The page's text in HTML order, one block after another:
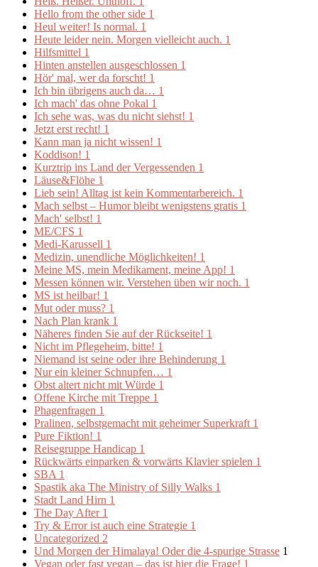
Hello from the other side 1
Heul weiter! Is normal. 1
Heute leider nein. Morgen vielleicht auch. 1
Hilfsmittel 1
Hinten anstellen ausgeschlossen 1
Hör' mal, wer da forscht! 1
Ich bin übrigens auch da… 1
Ich mach' das ohne Pokal 1
Ich sehe was, was du nicht siehst! 1
Jetzt erst recht! 1
Kann man ja nicht wissen! 1
Koddison! 1
Kurztrip ins Land der Vergessenden 1
Läuse&Flöhe 1
Lieb sein! Alltag ist kein Kommentarbereich. 1
Mach selbst – Humor bleibt wenigstens gratis 1
Mach' selbst! 1
ME/CFS 1
Medi-Karussell 1
Medizin, unendliche Möglichkeiten! 1
Meine MS, mein Medikament, meine App! 1
Messen können wir. Verstehen üben wir noch. 1
MS ist heilbar! 1
Mut oder muss? 1
Nach Plan krank 1
Näheres finden Sie auf der Rückseite! 1
Nicht im Pflegeheim, bitte! 1
Niemand ist seine oder ihre Behinderung 1
Nur ein kleiner Schnupfen… 1
Obst altert nicht mit Würde 1
Offene Kirche mit Treppe 1
Phagenfragen 1
Pralinen, selbstgemacht mit geheimer Superkraft 1
Pure Fiktion! 1
Reisegruppe Handicap 1
Rückwärts einparken & vorwärts Klavier spielen 1
SBA 1
Spastik aka The Ministry of Silly Walks 1
Stadt Land Hirn 1
The Day After 1
Try & Error ist auch eine Strategie 1
Uncategorized 2
Und Morgen der Himalaya! Oder die 4-spurige Strasse 1
Vegan oder fast vegan – das ist hier die Frage! 1